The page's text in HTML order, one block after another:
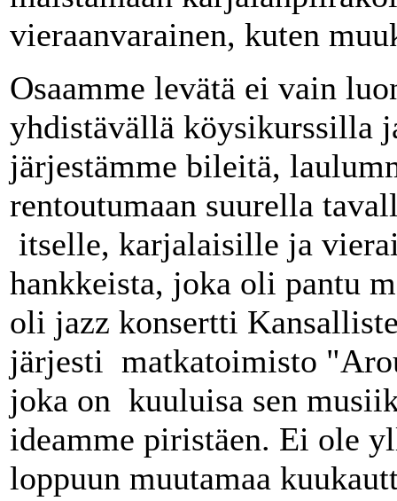
vieraanvarainen, kuten
Osaamme levätä ei vain
yhdistävällä köysikurssilla
järjestämme bileitä,
rentoutumaan suurella
itselle, karjalaisille ja
hankkeista, joka oli pantu
oli jazz konsertti
järjesti matkatoimisto
joka on kuuluisa sen
ideamme piristäen. Ei ole
loppuun muutamaa